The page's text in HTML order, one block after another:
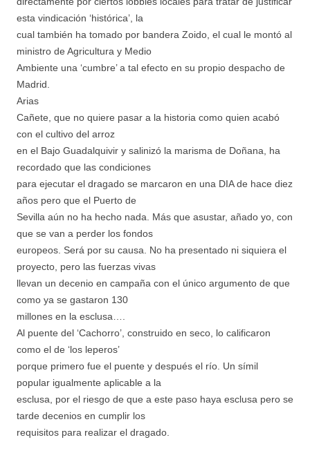
esta vindicación ‘histórica’, la
cual también ha tomado por bandera Zoido, el cual le montó al
ministro de Agricultura y Medio
Ambiente una ‘cumbre’ a tal efecto en su propio despacho de
Madrid.
Arias
Cañete, que no quiere pasar a la historia como quien acabó
con el cultivo del arroz
en el Bajo Guadalquivir y salinizó la marisma de Doñana, ha
recordado que las condiciones
para ejecutar el dragado se marcaron en una DIA de hace diez
años pero que el Puerto de
Sevilla aún no ha hecho nada. Más que asustar, añado yo, con
que se van a perder los fondos
europeos. Será por su causa. No ha presentado ni siquiera el
proyecto, pero las fuerzas vivas
llevan un decenio en campaña con el único argumento de que
como ya se gastaron 130
millones en la esclusa….
Al puente del ‘Cachorro’, construido en seco, lo calificaron
como el de ‘los leperos’
porque primero fue el puente y después el río. Un símil
popular igualmente aplicable a la
esclusa, por el riesgo de que a este paso haya esclusa pero se
tarde decenios en cumplir los
requisitos para realizar el dragado.